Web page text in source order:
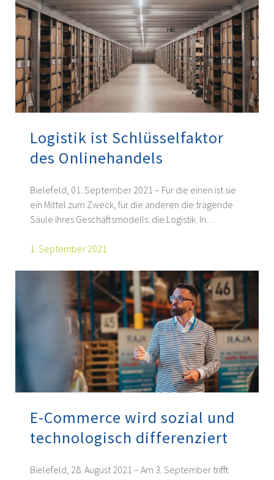
Logistik ist Schlüsselfaktor
des Onlinehandels
Bielefeld, 01. September 2021 – Für die einen ist sie
ein Mittel zum Zweck, für die anderen die tragende
Säule ihres Geschäftsmodells: die Logistik. In…
1. September 2021
E-Commerce wird sozial und
technologisch differenziert
Bielefeld, 28. August 2021 – Am 3. September trifft